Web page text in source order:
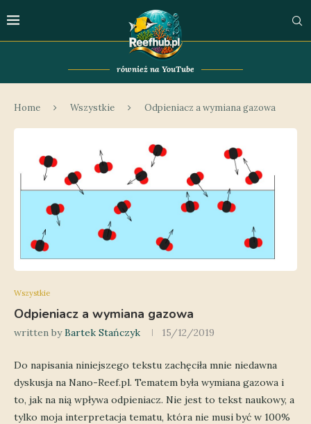
również na YouTube
Home Wszystkie Odpieniacz a wymiana gazowa
Wszystkie
Odpieniacz a wymiana gazowa
written byBartek Stańczyk 15/12/2019
Do napisania niniejszego tekstu zachęciła mnie niedawna
dyskusja na Nano-Reef.pl. Tematem była wymiana gazowa i
to, jak na nią wpływa odpieniacz. Nie jest to tekst naukowy, a
tylko moja interpretacja tematu, która nie musi być w 100%